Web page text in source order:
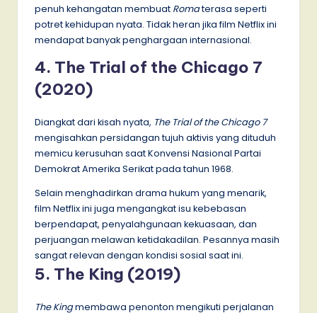
penuh kehangatan membuat Romaterasa seperti
potret kehidupan nyata. Tidak heran jika film Netflix ini
mendapat banyak penghargaan internasional.
4. The Trial of the Chicago 7
(2020)
Diangkat dari kisah nyata, The Trial of the Chicago 7
mengisahkan persidangan tujuh aktivis yang dituduh
memicu kerusuhan saat Konvensi Nasional Partai
Demokrat Amerika Serikat pada tahun 1968.
Selain menghadirkan drama hukum yang menarik,
film Netflix ini juga mengangkat isu kebebasan
berpendapat, penyalahgunaan kekuasaan, dan
perjuangan melawan ketidakadilan. Pesannya masih
sangat relevan dengan kondisi sosial saat ini.
5. The King (2019)
The Kingmembawa penonton mengikuti perjalanan